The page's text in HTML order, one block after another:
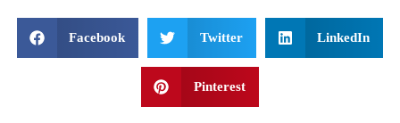
Facebook Twitter LinkedIn
Pinterest